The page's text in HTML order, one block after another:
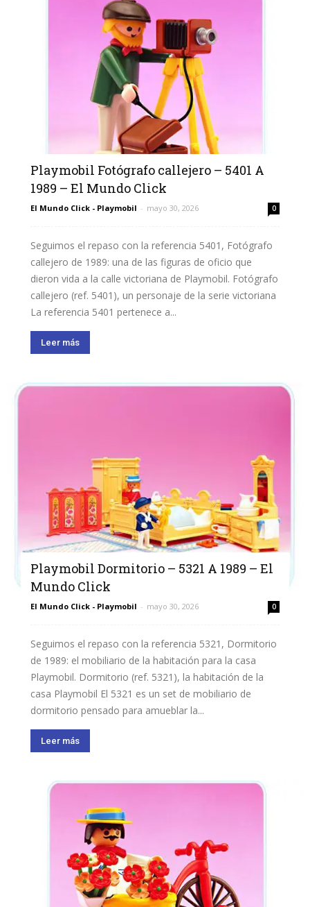
Playmobil Fotógrafo callejero – 5401 A
1989 – El Mundo Click
El Mundo Click - Playmobil - mayo 30, 2026 0
Seguimos el repaso con la referencia 5401, Fotógrafo
callejero de 1989: una de las figuras de oficio que
dieron vida a la calle victoriana de Playmobil. Fotógrafo
callejero (ref. 5401), un personaje de la serie victoriana
La referencia 5401 pertenece a...
Leer más
Playmobil Dormitorio – 5321 A 1989 – El
Mundo Click
El Mundo Click - Playmobil - mayo 30, 2026 0
Seguimos el repaso con la referencia 5321, Dormitorio
de 1989: el mobiliario de la habitación para la casa
Playmobil. Dormitorio (ref. 5321), la habitación de la
casa Playmobil El 5321 es un set de mobiliario de
dormitorio pensado para amueblar la...
Leer más